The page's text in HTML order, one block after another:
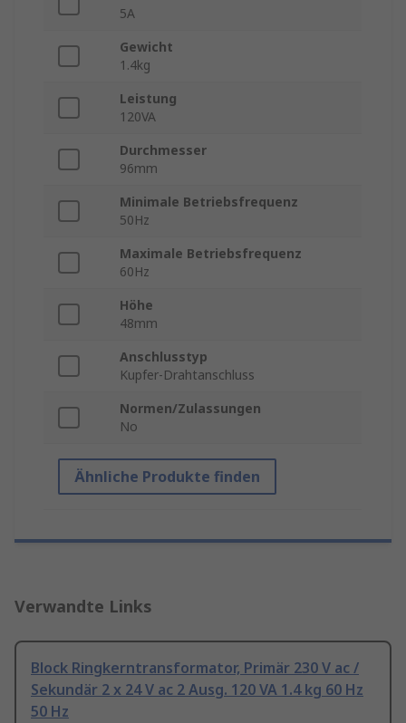
5A
Gewicht
1.4kg
Leistung
120VA
Durchmesser
96mm
Minimale Betriebsfrequenz
50Hz
Maximale Betriebsfrequenz
60Hz
Höhe
48mm
Anschlusstyp
Kupfer-Drahtanschluss
Normen/Zulassungen
No
Ähnliche Produkte finden
Verwandte Links
Block Ringkerntransformator, Primär 230 V ac /
Sekundär 2 x 24 V ac 2 Ausg. 120 VA 1.4 kg 60 Hz
50 Hz